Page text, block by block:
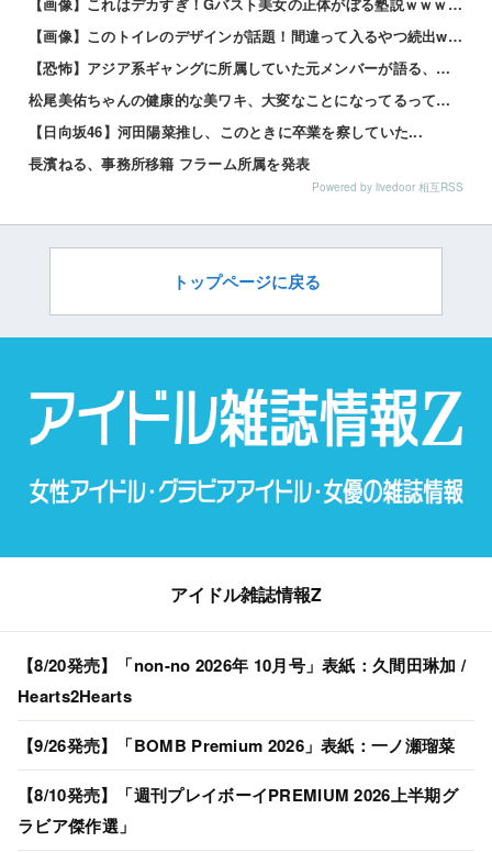
【画像】これはデカすぎ！Gバスト美女の正体がぼる塾説ｗｗｗｗ 他
【画像】このトイレのデザインが話題！間違って入るやつ続出www 他
【恐怖】アジア系ギャングに所属していた元メンバーが語る、あの時のリアルすぎる体験談… 他
松尾美佑ちゃんの健康的な美ワキ、大変なことになってるって…
【日向坂46】河田陽菜推し、このときに卒業を察していた...
長濱ねる、事務所移籍 フラーム所属を発表
Powered by livedoor 相互RSS
トップページに戻る
アイドル雑誌情報Z
【8/20発売】「non-no 2026年 10月号」表紙：久間田琳加 /
Hearts2Hearts
【9/26発売】「BOMB Premium 2026」表紙：一ノ瀬瑠菜
【8/10発売】「週刊プレイボーイPREMIUM 2026上半期グ
ラビア傑作選」